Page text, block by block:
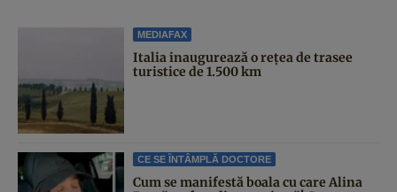
MEDIAFAX
Italia inaugurează o rețea de trasee
turistice de 1.500 km
CE SE ÎNTÂMPLĂ DOCTORE
Cum se manifestă boala cu care Alina